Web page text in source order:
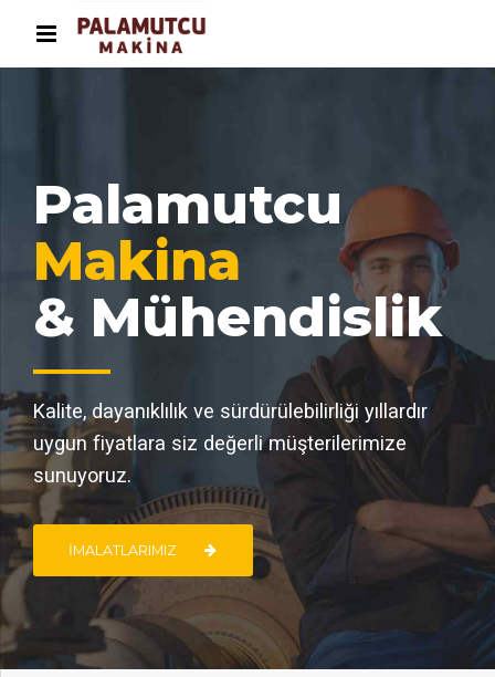
Palamutcu
Makina
& Mühendislik
Kalite, dayanıklılık ve sürdürülebilirliği yıllardır
uygun fiyatlara siz değerli müşterilerimize
sunuyoruz.
İMALATLARIMIZ